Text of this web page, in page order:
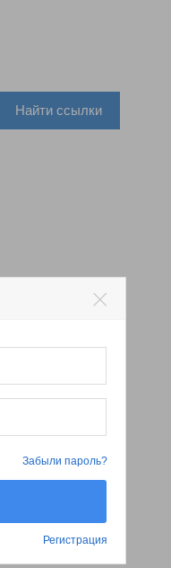
Найти ссылки
Регистрация
Забыли пароль?